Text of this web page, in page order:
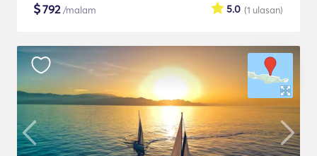
$792/malam (1 ulasan)
5.0